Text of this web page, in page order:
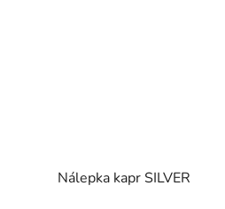
Nálepka kapr SILVER